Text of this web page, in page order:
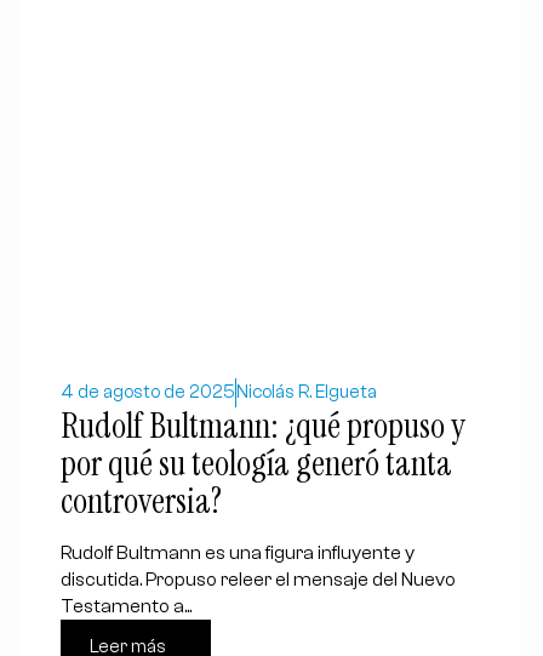
4 de agosto de 2025 Nicolás R. Elgueta
Rudolf Bultmann: ¿qué propuso y
por qué su teología generó tanta
controversia?
Rudolf Bultmann es una figura influyente y
discutida. Propuso releer el mensaje del Nuevo
Testamento a...
Leer más